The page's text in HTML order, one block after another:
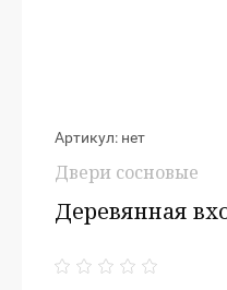
Артикул: нет
Двери сосновые
Деревянная